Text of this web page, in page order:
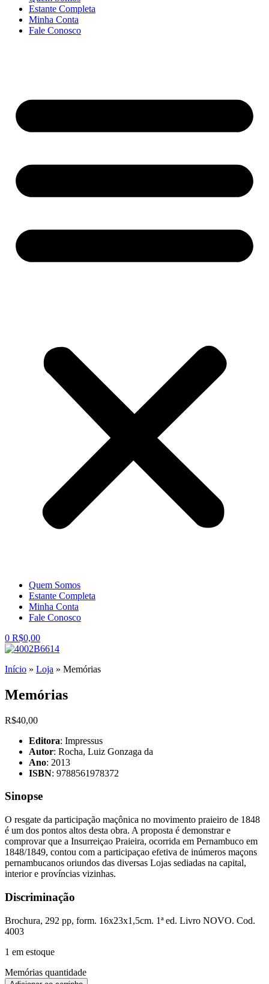
Estante Completa
Minha Conta
Fale Conosco
Quem Somos
Estante Completa
Minha Conta
Fale Conosco
0 R$0,00
Início » Loja » Memórias
Memórias
R$40,00
Editora: Impressus
Autor: Rocha, Luiz Gonzaga da
Ano: 2013
ISBN: 9788561978372
Sinopse
O resgate da participação maçônica no movimento praieiro de 1848
é um dos pontos altos desta obra. A proposta é demonstrar e
comprovar que a Insurreiçao Praieira, ocorrida em Pernambuco em
1848/1849, contou com a participaçao efetiva de inúmeros maçons
pernambucanos oriundos das diversas Lojas sediadas na capital,
interior e províncias vizinhas.
Discriminação
Brochura, 292 pp, form. 16x23x1,5cm. 1ª ed. Livro NOVO. Cod.
4003
1 em estoque
Memórias quantidade